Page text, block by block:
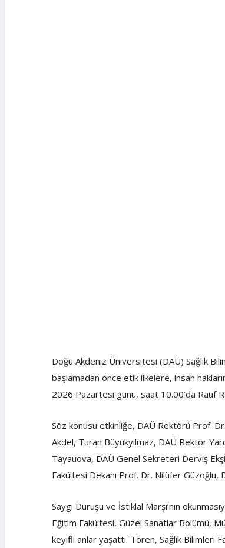
Doğu Akdeniz Üniversitesi (DAÜ) Sağlık
başlamadan önce etik ilkelere, insan
2026 Pazartesi günü, saat 10.00’da Rauf
Söz konusu etkinliğe, DAÜ Rektörü Prof.
Akdel, Turan Büyükyılmaz, DAÜ Rektör
Tayauova, DAÜ Genel Sekreteri Derviş
Fakültesi Dekanı Prof. Dr. Nilüfer Güzoğlu,
Saygı Duruşu ve İstiklal Marşı’nın
Eğitim Fakültesi, Güzel Sanatlar Bölümü,
keyifli anlar yaşattı. Tören, Sağlık Bilimleri